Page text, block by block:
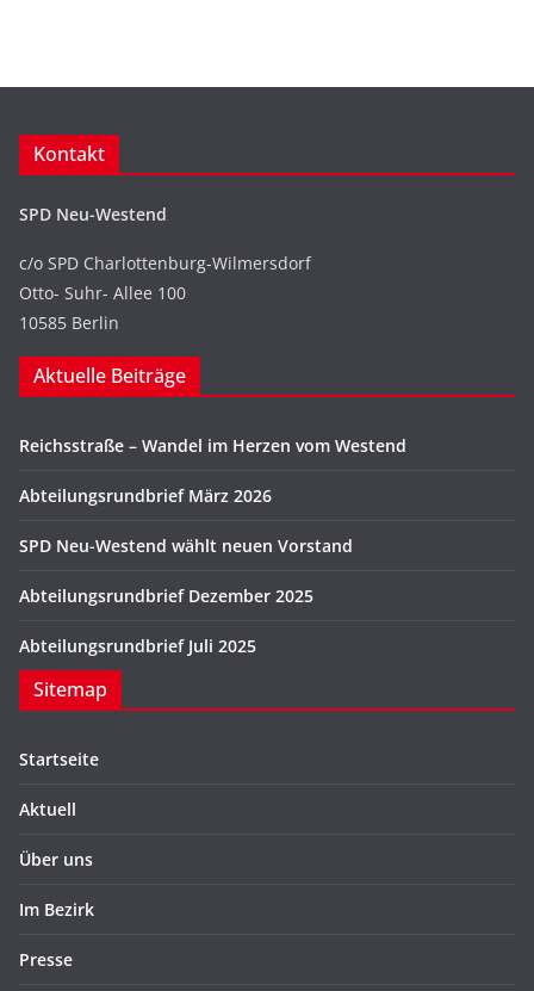
Kontakt
SPD Neu-Westend
c/o SPD Charlottenburg-Wilmersdorf
Otto- Suhr- Allee 100
10585 Berlin
Aktuelle Beiträge
Reichsstraße – Wandel im Herzen vom Westend
Abteilungsrundbrief März 2026
SPD Neu-Westend wählt neuen Vorstand
Abteilungsrundbrief Dezember 2025
Abteilungsrundbrief Juli 2025
Sitemap
Startseite
Aktuell
Über uns
Im Bezirk
Presse